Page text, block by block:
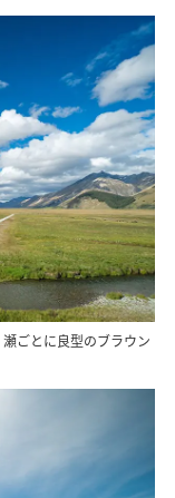
ごとに良型のブラウン